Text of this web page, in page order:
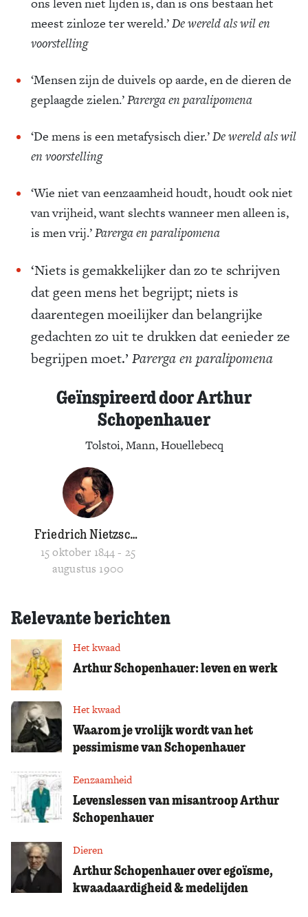
meest zinloze ter wereld.’De wereld als wil en
voorstelling
‘Mensen zijn de duivels op aarde, en de dieren de
geplaagde zielen.’Parerga en paralipomena
‘De mens is een metafysisch dier.’De wereld als wil
en voorstelling
‘Wie niet van eenzaamheid houdt, houdt ook niet
van vrijheid, want slechts wanneer men alleen is,
is men vrij.’Parerga en paralipomena
‘Niets is gemakkelijker dan zo te schrijven
dat geen mens het begrijpt; niets is
daarentegen moeilijker dan belangrijke
gedachten zo uit te drukken dat eenieder ze
begrijpen moet.’ Parerga en paralipomena
Geïnspireerd door Arthur
Schopenhauer
Tolstoi, Mann, Houellebecq
Friedrich Nietzsche
15 oktober 1844 - 25
augustus 1900
Relevante berichten
Het kwaad
Arthur Schopenhauer: leven en werk
Het kwaad
Waarom je vrolijk wordt van het
pessimisme van Schopenhauer
Eenzaamheid
Levenslessen van misantroop Arthur
Schopenhauer
Dieren
Arthur Schopenhauer over egoïsme,
kwaadaardigheid & medelijden